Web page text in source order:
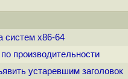
систем x86-64
производительности
устаревшим заголовок